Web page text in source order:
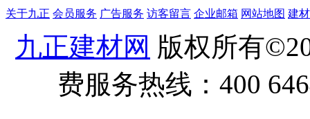
关于九正 会员服务 广告服务 访客留言 企业邮箱 网站地图 建
九正建材网 版权所有
费服务热线：400